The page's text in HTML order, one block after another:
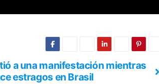
a una manifestación mientras
estragos en Brasil